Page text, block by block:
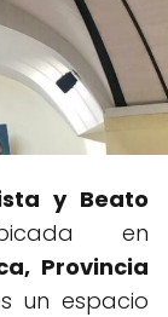
y Beato
en
Provincia
un espacio